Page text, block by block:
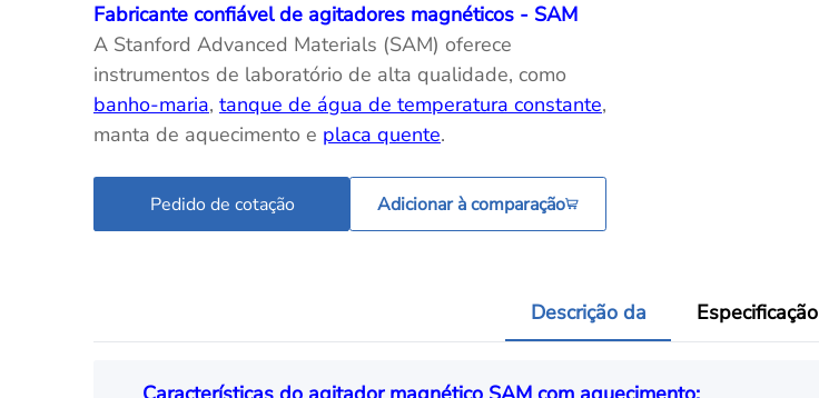
Fabricante confiável de agitadores magnéticos - SAM
A Stanford Advanced Materials (SAM) oferece
instrumentos de laboratório de alta qualidade, como
banho-maria, tanque de água de temperatura constante,
manta de aquecimento e placa quente.
Pedido de cotação Adicionar à comparação
Descrição da Especificação